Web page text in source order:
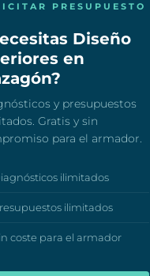
PRESUPUESTO
Diseño
en
y presupuestos
Gratis y sin
para el armador.
ilimitados
ilimitados
coste para el armador